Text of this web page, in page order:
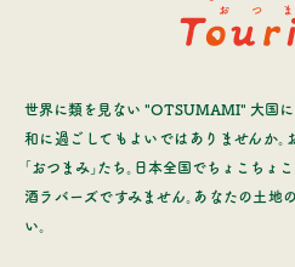
世界に類を見ない "OTSUMAMI" 大国に
和に過ごしてもよいではありませんか。
「おつまみ」たち。日本全国でちょこちょ
酒ラバーズですみません。あなたの土地
い。